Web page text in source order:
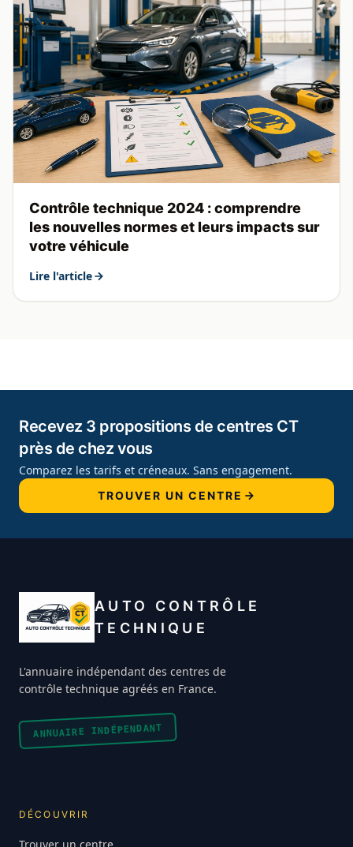
Contrôle technique 2024 : comprendre
les nouvelles normes et leurs impacts sur
votre véhicule
Lire l'article
Recevez 3 propositions de centres CT
près de chez vous
Comparez les tarifs et créneaux. Sans engagement.
TROUVER UN CENTRE
AUTO CONTRÔLE
TECHNIQUE
L'annuaire indépendant des centres de
contrôle technique agréés en France.
ANNUAIRE INDÉPENDANT
DÉCOUVRIR